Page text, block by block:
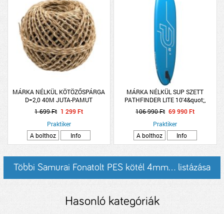
MÁRKA NÉLKÜL KÖTÖZŐSPÁRGA
D=2,0 40M JUTA-PAMUT
1 699 Ft 1 299 Ft
Praktiker
A bolthoz
Info
MÁRKA NÉLKÜL SUP SZETT
PATHFINDER LITE 10'4&quot;,
315X76X15CM, PUMPÁVAL
106 990 Ft 69 990 Ft
Praktiker
A bolthoz
Info
Többi Samurai Fonatolt PES kötél 4mm... listázása
Hasonló kategóriák